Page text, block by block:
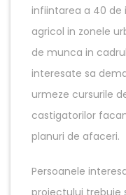
infiintarea a 40 de
agricol in zonele
de munca in
interesate sa
urmeze cursurile
castigatorilor
planuri de afaceri.
Persoanele
proiectului trebuie